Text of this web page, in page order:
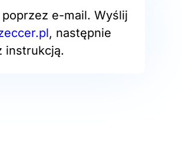
e-mail. Wyślij
, następnie
instrukcją.